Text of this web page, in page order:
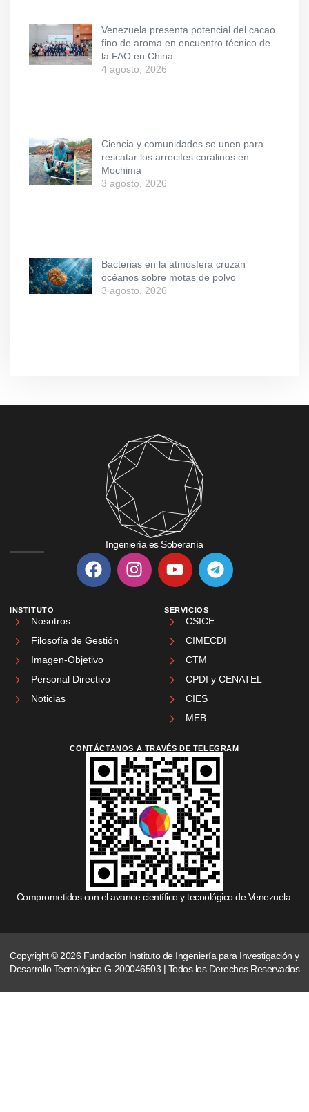
Venezuela presenta potencial del cacao
fino de aroma en encuentro técnico de
la FAO en China
4 agosto, 2026
Ciencia y comunidades se unen para
rescatar los arrecifes coralinos en
Mochima
3 agosto, 2026
Bacterias en la atmósfera cruzan
océanos sobre motas de polvo
3 agosto, 2026
Ingeniería es Soberanía
INSTITUTO
Nosotros
Filosofía de Gestión
Imagen-Objetivo
Personal Directivo
Noticias
SERVICIOS
CSICE
CIMECDI
CTM
CPDI y CENATEL
CIES
MEB
CONTÁCTANOS A TRAVÉS DE TELEGRAM
Comprometidos con el avance científico y tecnológico de Venezuela.
Copyright © 2026 Fundación Instituto de Ingeniería para Investigación y
Desarrollo Tecnológico G-200046503 | Todos los Derechos Reservados